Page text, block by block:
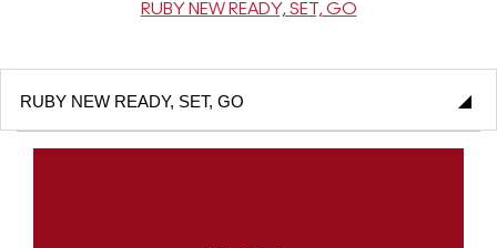
RUBY NEW READY, SET, GO